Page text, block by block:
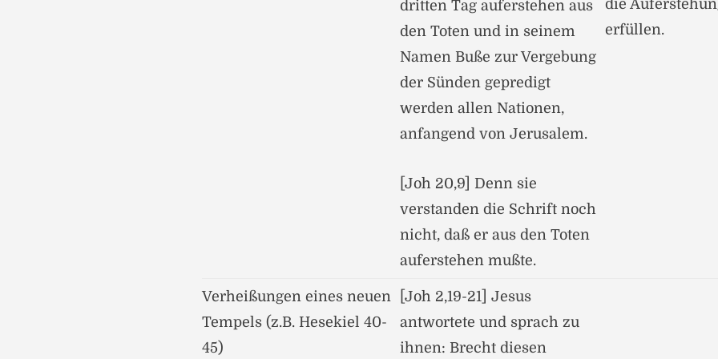
dritten Tag auferstehen aus
den Toten und in seinem
Namen Buße zur Vergebung
der Sünden gepredigt
werden allen Nationen,
anfangend von Jerusalem.
[Joh 20,9] Denn sie
verstanden die Schrift noch
nicht, daß er aus den Toten
auferstehen mußte.
die
erfüllen.
Verheißungen eines neuen
Tempels (z.B. Hesekiel 40-
45)
[Joh 2,19-21] Jesus
antwortete und sprach zu
ihnen: Brecht diesen